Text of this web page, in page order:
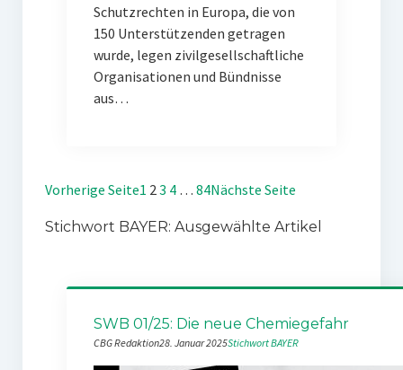
Schutzrechten in Europa, die von
150 Unterstützenden getragen
wurde, legen zivilgesellschaftliche
Organisationen und Bündnisse
aus…
Vorherige Seite1 23 4 … 84Nächste Seite
Stichwort BAYER: Ausgewählte Artikel
SWB 01/25: Die neue Chemiegefahr
CBG Redaktion28. Januar 2025Stichwort BAYER